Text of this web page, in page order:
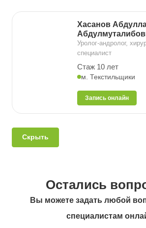
Хасанов
Уролог-андролог,
специалист
Стаж 10 лет
м. Текстильщики
Запись онлайн
Скрыть
Остались
Вы можете задать любой
специалистам